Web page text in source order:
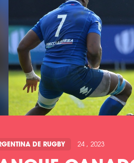
DE RUGBY 24 , 2023